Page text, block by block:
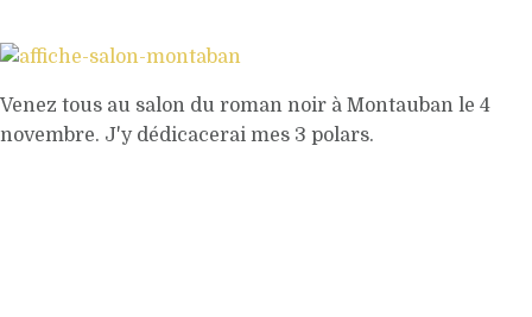
Venez tous au salon du roman noir à Montauban le 4
novembre. J'y dédicacerai mes 3 polars.